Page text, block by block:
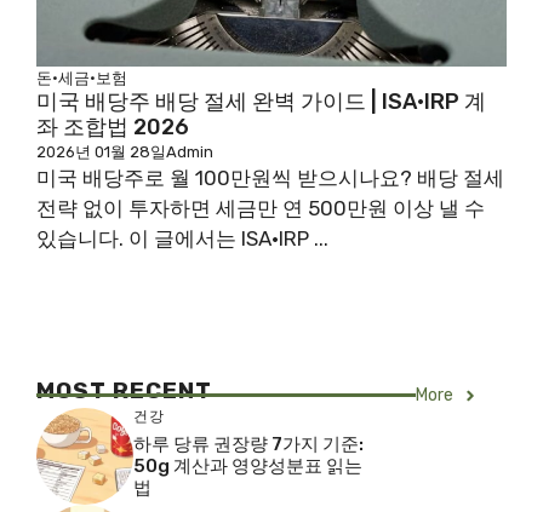
돈·세금·보험
미국 배당주 배당 절세 완벽 가이드 | ISA·IRP 계
좌 조합법 2026
2026년 01월 28일Admin
미국 배당주로 월 100만원씩 받으시나요? 배당 절세
전략 없이 투자하면 세금만 연 500만원 이상 낼 수
있습니다. 이 글에서는 ISA·IRP ...
MOST RECENT More
건강
하루 당류 권장량 7가지 기준:
50g 계산과 영양성분표 읽는
법